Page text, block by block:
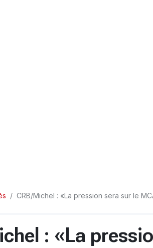
CRB/Michel : «La pression sera sur le
: «La